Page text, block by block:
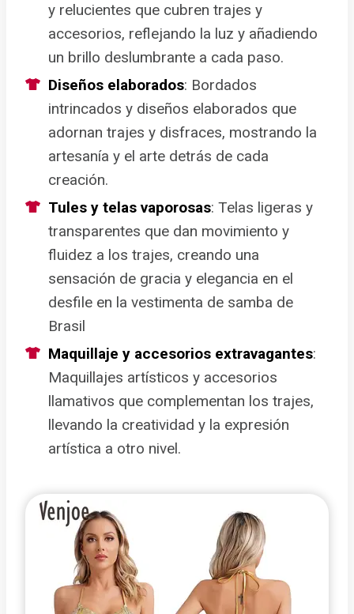
y relucientes que cubren trajes y
accesorios, reflejando la luz y añadiendo
un brillo deslumbrante a cada paso.
Diseños elaborados: Bordados
intrincados y diseños elaborados que
adornan trajes y disfraces, mostrando la
artesanía y el arte detrás de cada
creación.
Tules y telas vaporosas: Telas ligeras y
transparentes que dan movimiento y
fluidez a los trajes, creando una
sensación de gracia y elegancia en el
desfile en la vestimenta de samba de
Brasil
Maquillaje y accesorios extravagantes:
Maquillajes artísticos y accesorios
llamativos que complementan los trajes,
llevando la creatividad y la expresión
artística a otro nivel.